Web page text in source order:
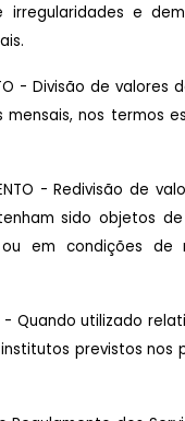
e
- Divisão de valores
mensais, nos termos
- Redivisão de
sido objetos
ou em condições de
- Quando utilizado
previstos nos